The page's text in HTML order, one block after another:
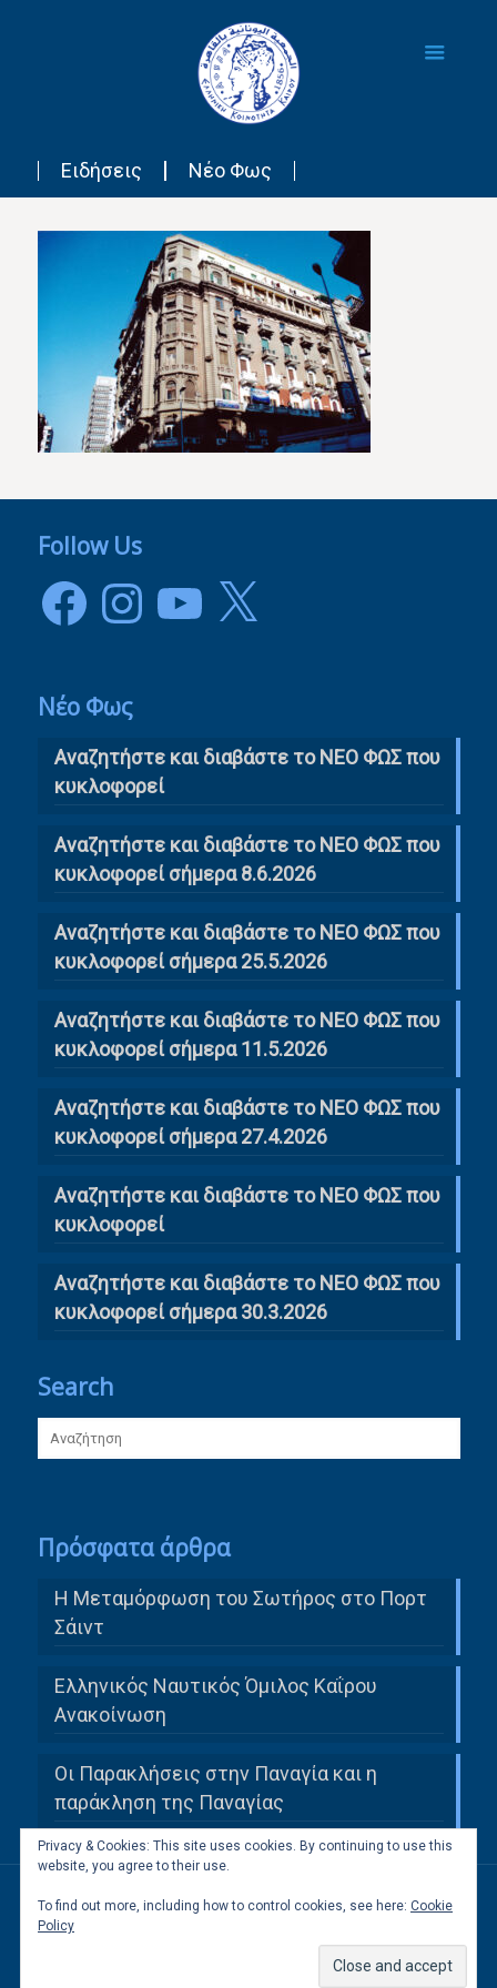
Ειδήσεις Νέο Φως
Follow Us
FacebookInstagramYouTube
X
Νέο Φως
Αναζητήστε και διαβάστε το NΕΟ ΦΩΣ που
κυκλοφορεί
Αναζητήστε και διαβάστε το ΝΕΟ ΦΩΣ που
κυκλοφορεί σήμερα 8.6.2026
Αναζητήστε και διαβάστε το ΝΕΟ ΦΩΣ που
κυκλοφορεί σήμερα 25.5.2026
Αναζητήστε και διαβάστε το ΝΕΟ ΦΩΣ που
κυκλοφορεί σήμερα 11.5.2026
Αναζητήστε και διαβάστε το ΝΕΟ ΦΩΣ που
κυκλοφορεί σήμερα 27.4.2026
Αναζητήστε και διαβάστε το ΝΕΟ ΦΩΣ που
κυκλοφορεί
Αναζητήστε και διαβάστε το ΝΕΟ ΦΩΣ που
κυκλοφορεί σήμερα 30.3.2026
Search
Πρόσφατα άρθρα
Η Μεταμόρφωση του Σωτήρος στο Πορτ
Σάιντ
Ελληνικός Ναυτικός Όμιλος Καΐρου
Ανακοίνωση
Οι Παρακλήσεις στην Παναγία και η
παράκληση της Παναγίας
All Rights Reserved to Ελληνική Κοινότητα
Privacy & Cookies: This site uses cookies. By continuing to use this
website, you agree to their use.
To find out more, including how to control cookies, see here: Cookie
Policy